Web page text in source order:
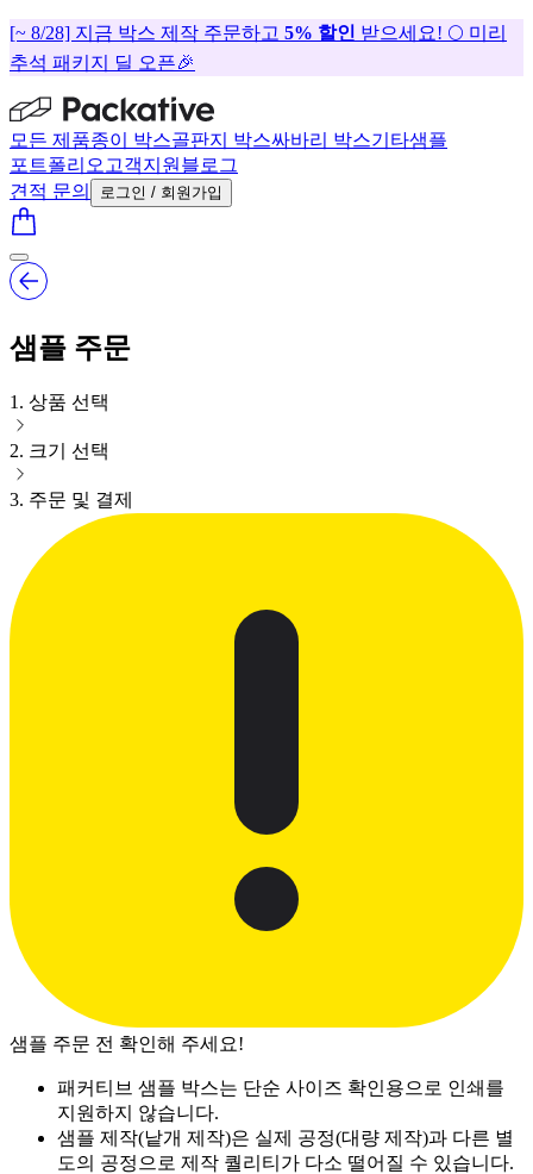
[~ 8/28] 지금 박스 제작 주문하고 5% 할인 받으세요! 🌕 미리
추석 패키지 딜 오픈🎉
모든 제품종이 박스골판지 박스싸바리 박스기타샘플
포트폴리오 고객지원 블로그
견적 문의
로그인 / 회원가입
샘플 주문
1 . 상품 선택
2. 크기 선택
3. 주문 및 결제
샘플 주문 전 확인해 주세요!
패커티브 샘플 박스는 단순 사이즈 확인용으로 인쇄를
지원하지 않습니다.
샘플 제작(낱개 제작)은 실제 공정(대량 제작)과 다른 별
도의 공정으로 제작 퀄리티가 다소 떨어질 수 있습니다.